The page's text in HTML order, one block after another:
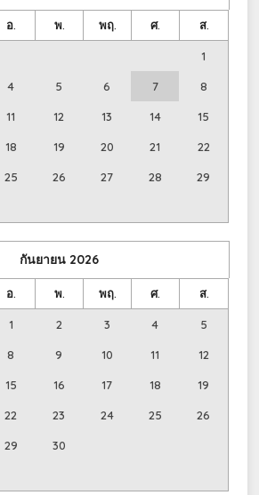
อ. พ. พฤ. ศ. ส.
1
4 5 6 7 8
11 12 13 14 15
18 19 20 21 22
25 26 27 28 29
กันยายน 2026
อ. พ. พฤ. ศ. ส.
1 2 3 4 5
8 9 10 11 12
15 16 17 18 19
22 23 24 25 26
29 30